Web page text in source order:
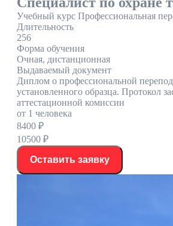
Учебный курс Профессиональная
Длительность
256
Форма обучения
Очная, дистанционная
Выдаваемый документ
Диплом о профессиональной
установленного образца. Протокол
аттестационной комиссии
от 1 человека
8400 ₽
10500 ₽
Оставить заявку